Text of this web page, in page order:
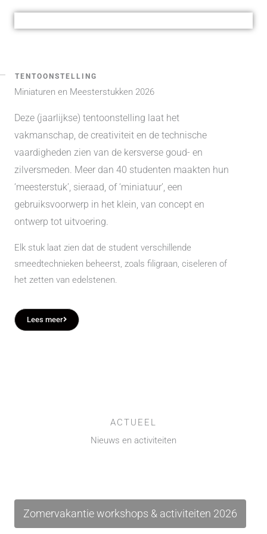
TENTOONSTELLING
Miniaturen en Meesterstukken 2026
Deze (jaarlijkse) tentoonstelling laat het
vakmanschap, de creativiteit en de technische
vaardigheden zien van de kersverse goud- en
zilversmeden. Meer dan 40 studenten maakten hun
‘meesterstuk’, sieraad, of ‘miniatuur’, een
gebruiksvoorwerp in het klein, van concept en
ontwerp tot uitvoering.
Elk stuk laat zien dat de student verschillende
smeedtechnieken beheerst, zoals filigraan, ciseleren of
het zetten van edelstenen.
Lees meer
ACTUEEL
Nieuws en activiteiten
Zomervakantie workshops & activiteiten 2026